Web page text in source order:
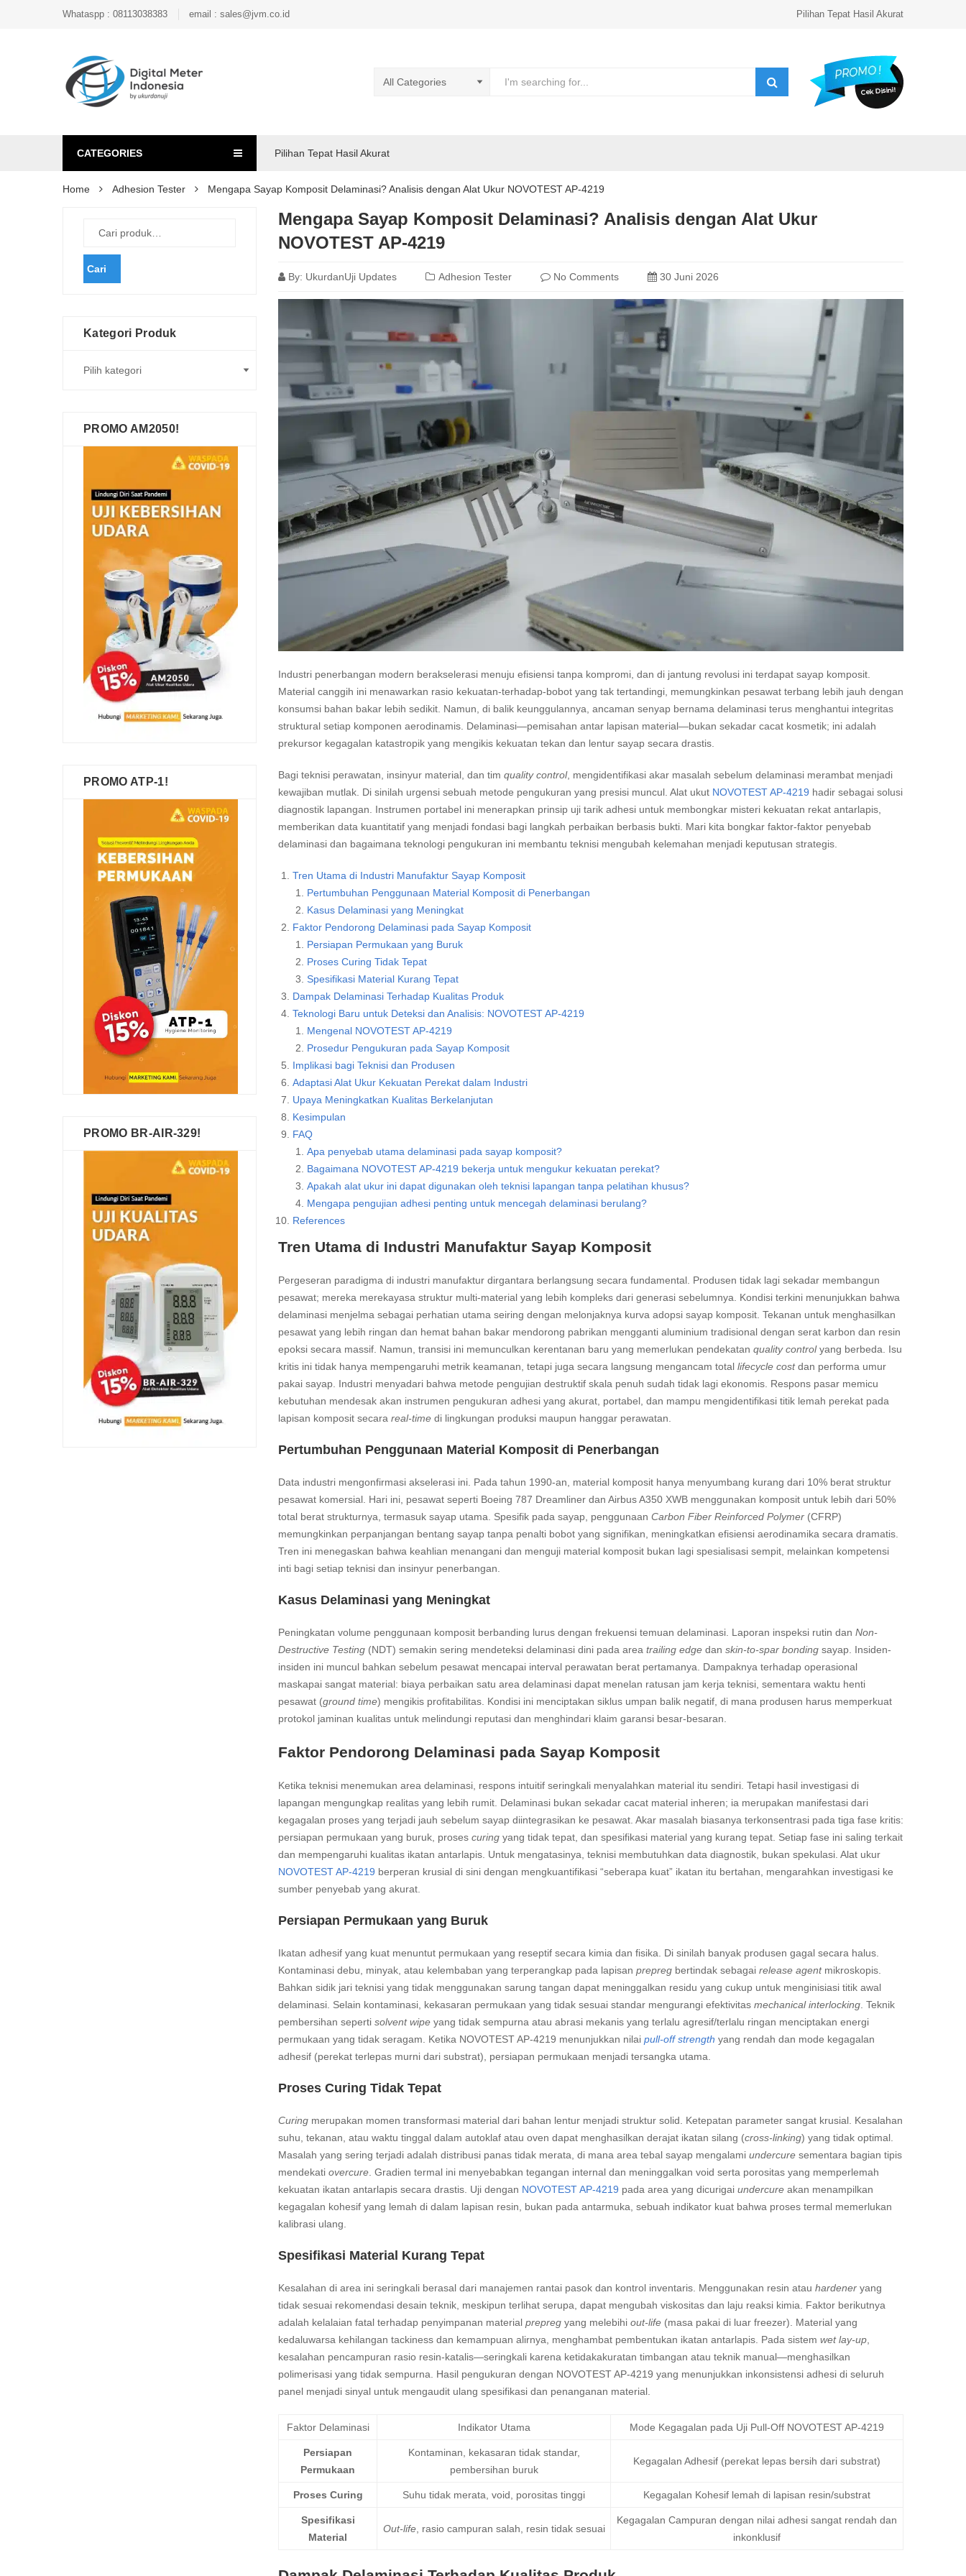
Whataspp : 08113038383 email : sales@jvm.co.id Pilihan Tepat Hasil Akurat
CATEGORIES Pilihan Tepat Hasil Akurat
Home Adhesion Tester Mengapa Sayap Komposit Delaminasi? Analisis dengan Alat Ukur NOVOTEST AP-4219
Mengapa Sayap Komposit Delaminasi? Analisis dengan Alat Ukur
NOVOTEST AP-4219
By: UkurdanUji Updates Adhesion Tester No Comments 30 Juni 2026
Industri penerbangan modern berakselerasi menuju efisiensi tanpa kompromi, dan di jantung revolusi ini terdapat sayap komposit.
Material canggih ini menawarkan rasio kekuatan-terhadap-bobot yang tak tertandingi, memungkinkan pesawat terbang lebih jauh dengan
konsumsi bahan bakar lebih sedikit. Namun, di balik keunggulannya, ancaman senyap bernama delaminasi terus menghantui integritas
struktural setiap komponen aerodinamis. Delaminasi—pemisahan antar lapisan material—bukan sekadar cacat kosmetik; ini adalah
prekursor kegagalan katastropik yang mengikis kekuatan tekan dan lentur sayap secara drastis.
Bagi teknisi perawatan, insinyur material, dan tim quality control, mengidentifikasi akar masalah sebelum delaminasi merambat menjadi
kewajiban mutlak. Di sinilah urgensi sebuah metode pengukuran yang presisi muncul. Alat ukut NOVOTEST AP-4219 hadir sebagai solusi
diagnostik lapangan. Instrumen portabel ini menerapkan prinsip uji tarik adhesi untuk membongkar misteri kekuatan rekat antarlapis,
memberikan data kuantitatif yang menjadi fondasi bagi langkah perbaikan berbasis bukti. Mari kita bongkar faktor-faktor penyebab
delaminasi dan bagaimana teknologi pengukuran ini membantu teknisi mengubah kelemahan menjadi keputusan strategis.
Tren Utama di Industri Manufaktur Sayap Komposit
Pertumbuhan Penggunaan Material Komposit di Penerbangan
Kasus Delaminasi yang Meningkat
Faktor Pendorong Delaminasi pada Sayap Komposit
Persiapan Permukaan yang Buruk
Proses Curing Tidak Tepat
Spesifikasi Material Kurang Tepat
Dampak Delaminasi Terhadap Kualitas Produk
Teknologi Baru untuk Deteksi dan Analisis: NOVOTEST AP-4219
Mengenal NOVOTEST AP-4219
Prosedur Pengukuran pada Sayap Komposit
Implikasi bagi Teknisi dan Produsen
Adaptasi Alat Ukur Kekuatan Perekat dalam Industri
Upaya Meningkatkan Kualitas Berkelanjutan
Kesimpulan
FAQ
Apa penyebab utama delaminasi pada sayap komposit?
Bagaimana NOVOTEST AP-4219 bekerja untuk mengukur kekuatan perekat?
Apakah alat ukur ini dapat digunakan oleh teknisi lapangan tanpa pelatihan khusus?
Mengapa pengujian adhesi penting untuk mencegah delaminasi berulang?
References
Tren Utama di Industri Manufaktur Sayap Komposit
Pergeseran paradigma di industri manufaktur dirgantara berlangsung secara fundamental. Produsen tidak lagi sekadar membangun
pesawat; mereka merekayasa struktur multi-material yang lebih kompleks dari generasi sebelumnya. Kondisi terkini menunjukkan bahwa
delaminasi menjelma sebagai perhatian utama seiring dengan melonjaknya kurva adopsi sayap komposit. Tekanan untuk menghasilkan
pesawat yang lebih ringan dan hemat bahan bakar mendorong pabrikan mengganti aluminium tradisional dengan serat karbon dan resin
epoksi secara massif. Namun, transisi ini memunculkan kerentanan baru yang memerlukan pendekatan quality controlyang berbeda. Isu
kritis ini tidak hanya mempengaruhi metrik keamanan, tetapi juga secara langsung mengancam total lifecycle costdan performa umur
pakai sayap. Industri menyadari bahwa metode pengujian destruktif skala penuh sudah tidak lagi ekonomis. Respons pasar memicu
kebutuhan mendesak akan instrumen pengukuran adhesi yang akurat, portabel, dan mampu mengidentifikasi titik lemah perekat pada
lapisan komposit secara real-time di lingkungan produksi maupun hanggar perawatan.
Pertumbuhan Penggunaan Material Komposit di Penerbangan
Data industri mengonfirmasi akselerasi ini. Pada tahun 1990-an, material komposit hanya menyumbang kurang dari 10% berat struktur
pesawat komersial. Hari ini, pesawat seperti Boeing 787 Dreamliner dan Airbus A350 XWB menggunakan komposit untuk lebih dari 50%
total berat strukturnya, termasuk sayap utama. Spesifik pada sayap, penggunaan Carbon Fiber Reinforced Polymer (CFRP)
memungkinkan perpanjangan bentang sayap tanpa penalti bobot yang signifikan, meningkatkan efisiensi aerodinamika secara dramatis.
Tren ini menegaskan bahwa keahlian menangani dan menguji material komposit bukan lagi spesialisasi sempit, melainkan kompetensi
inti bagi setiap teknisi dan insinyur penerbangan.
Kasus Delaminasi yang Meningkat
Peningkatan volume penggunaan komposit berbanding lurus dengan frekuensi temuan delaminasi. Laporan inspeksi rutin dan Non-
Destructive Testing (NDT) semakin sering mendeteksi delaminasi dini pada area trailing edge dan skin-to-spar bonding sayap. Insiden-
insiden ini muncul bahkan sebelum pesawat mencapai interval perawatan berat pertamanya. Dampaknya terhadap operasional
maskapai sangat material: biaya perbaikan satu area delaminasi dapat menelan ratusan jam kerja teknisi, sementara waktu henti
pesawat (ground time) mengikis profitabilitas. Kondisi ini menciptakan siklus umpan balik negatif, di mana produsen harus memperkuat
protokol jaminan kualitas untuk melindungi reputasi dan menghindari klaim garansi besar-besaran.
Faktor Pendorong Delaminasi pada Sayap Komposit
Ketika teknisi menemukan area delaminasi, respons intuitif seringkali menyalahkan material itu sendiri. Tetapi hasil investigasi di
lapangan mengungkap realitas yang lebih rumit. Delaminasi bukan sekadar cacat material inheren; ia merupakan manifestasi dari
kegagalan proses yang terjadi jauh sebelum sayap diintegrasikan ke pesawat. Akar masalah biasanya terkonsentrasi pada tiga fase kritis:
persiapan permukaan yang buruk, proses curing yang tidak tepat, dan spesifikasi material yang kurang tepat. Setiap fase ini saling terkait
dan mempengaruhi kualitas ikatan antarlapis. Untuk mengatasinya, teknisi membutuhkan data diagnostik, bukan spekulasi. Alat ukur
NOVOTEST AP-4219 berperan krusial di sini dengan mengkuantifikasi “seberapa kuat” ikatan itu bertahan, mengarahkan investigasi ke
sumber penyebab yang akurat.
Persiapan Permukaan yang Buruk
Ikatan adhesif yang kuat menuntut permukaan yang reseptif secara kimia dan fisika. Di sinilah banyak produsen gagal secara halus.
Kontaminasi debu, minyak, atau kelembaban yang terperangkap pada lapisan prepreg bertindak sebagai release agentmikroskopis.
Bahkan sidik jari teknisi yang tidak menggunakan sarung tangan dapat meninggalkan residu yang cukup untuk menginisiasi titik awal
delaminasi. Selain kontaminasi, kekasaran permukaan yang tidak sesuai standar mengurangi efektivitas mechanical interlocking . Teknik
pembersihan seperti solvent wipe yang tidak sempurna atau abrasi mekanis yang terlalu agresif/terlalu ringan menciptakan energi
permukaan yang tidak seragam. Ketika NOVOTEST AP-4219 menunjukkan nilai pull-off strength yang rendah dan mode kegagalan
adhesif (perekat terlepas murni dari substrat), persiapan permukaan menjadi tersangka utama.
Proses Curing Tidak Tepat
Curing merupakan momen transformasi material dari bahan lentur menjadi struktur solid. Ketepatan parameter sangat krusial. Kesalahan
suhu, tekanan, atau waktu tinggal dalam autoklaf atau oven dapat menghasilkan derajat ikatan silang (cross-linking) yang tidak optimal.
Masalah yang sering terjadi adalah distribusi panas tidak merata, di mana area tebal sayap mengalami undercure sementara bagian tipis
mendekati overcure . Gradien termal ini menyebabkan tegangan internal dan meninggalkan void serta porositas yang memperlemah
kekuatan ikatan antarlapis secara drastis. Uji dengan NOVOTEST AP-4219 pada area yang dicurigai undercure akan menampilkan
kegagalan kohesif yang lemah di dalam lapisan resin, bukan pada antarmuka, sebuah indikator kuat bahwa proses termal memerlukan
kalibrasi ulang.
Spesifikasi Material Kurang Tepat
Kesalahan di area ini seringkali berasal dari manajemen rantai pasok dan kontrol inventaris. Menggunakan resin atau hardener yang
tidak sesuai rekomendasi desain teknik, meskipun terlihat serupa, dapat mengubah viskositas dan laju reaksi kimia. Faktor berikutnya
adalah kelalaian fatal terhadap penyimpanan material prepreg yang melebihi out-life (masa pakai di luar freezer). Material yang
kedaluwarsa kehilangan tackiness dan kemampuan alirnya, menghambat pembentukan ikatan antarlapis. Pada sistem wet lay-up
kesalahan pencampuran rasio resin-katalis—seringkali karena ketidakakuratan timbangan atau teknik manual—menghasilkan
polimerisasi yang tidak sempurna. Hasil pengukuran dengan NOVOTEST AP-4219 yang menunjukkan inkonsistensi adhesi di seluruh
panel menjadi sinyal untuk mengaudit ulang spesifikasi dan penanganan material.
Faktor Delaminasi Indikator Utama Mode Kegagalan pada Uji Pull-Off NOVOTEST AP-4219
Persiapan
Permukaan
Kontaminan, kekasaran tidak standar,
pembersihan buruk
Kegagalan Adhesif (perekat lepas bersih dari substrat)
Proses Curing Suhu tidak merata, void, porositas tinggi Kegagalan Kohesif lemah di lapisan resin/substrat
Spesifikasi
Material
Out-life, rasio campuran salah, resin tidak sesuai
Kegagalan Campuran dengan nilai adhesi sangat rendah dan
inkonklusif
Cari
Kategori Produk
PROMO AM2050!
PROMO ATP-1!
PROMO BR-AIR-329!